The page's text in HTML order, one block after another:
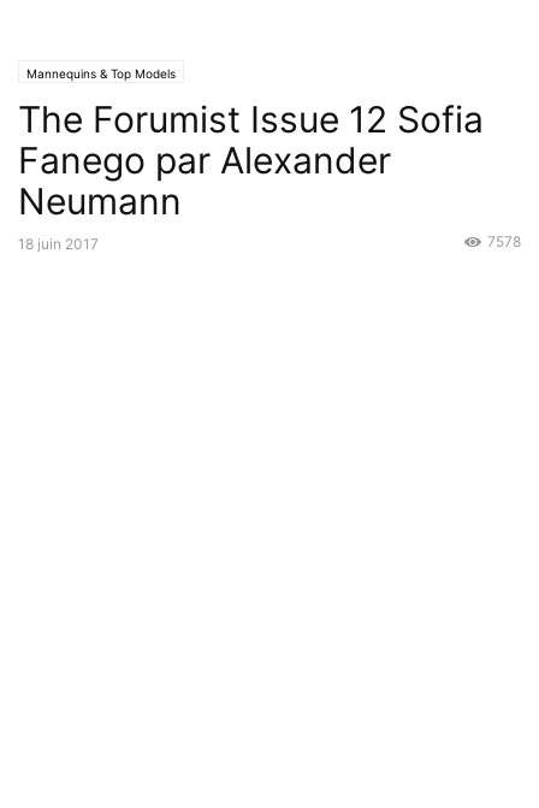
Mannequins & Top Models
The Forumist Issue 12 Sofia
Fanego par Alexander
Neumann
18 juin 2017 7578